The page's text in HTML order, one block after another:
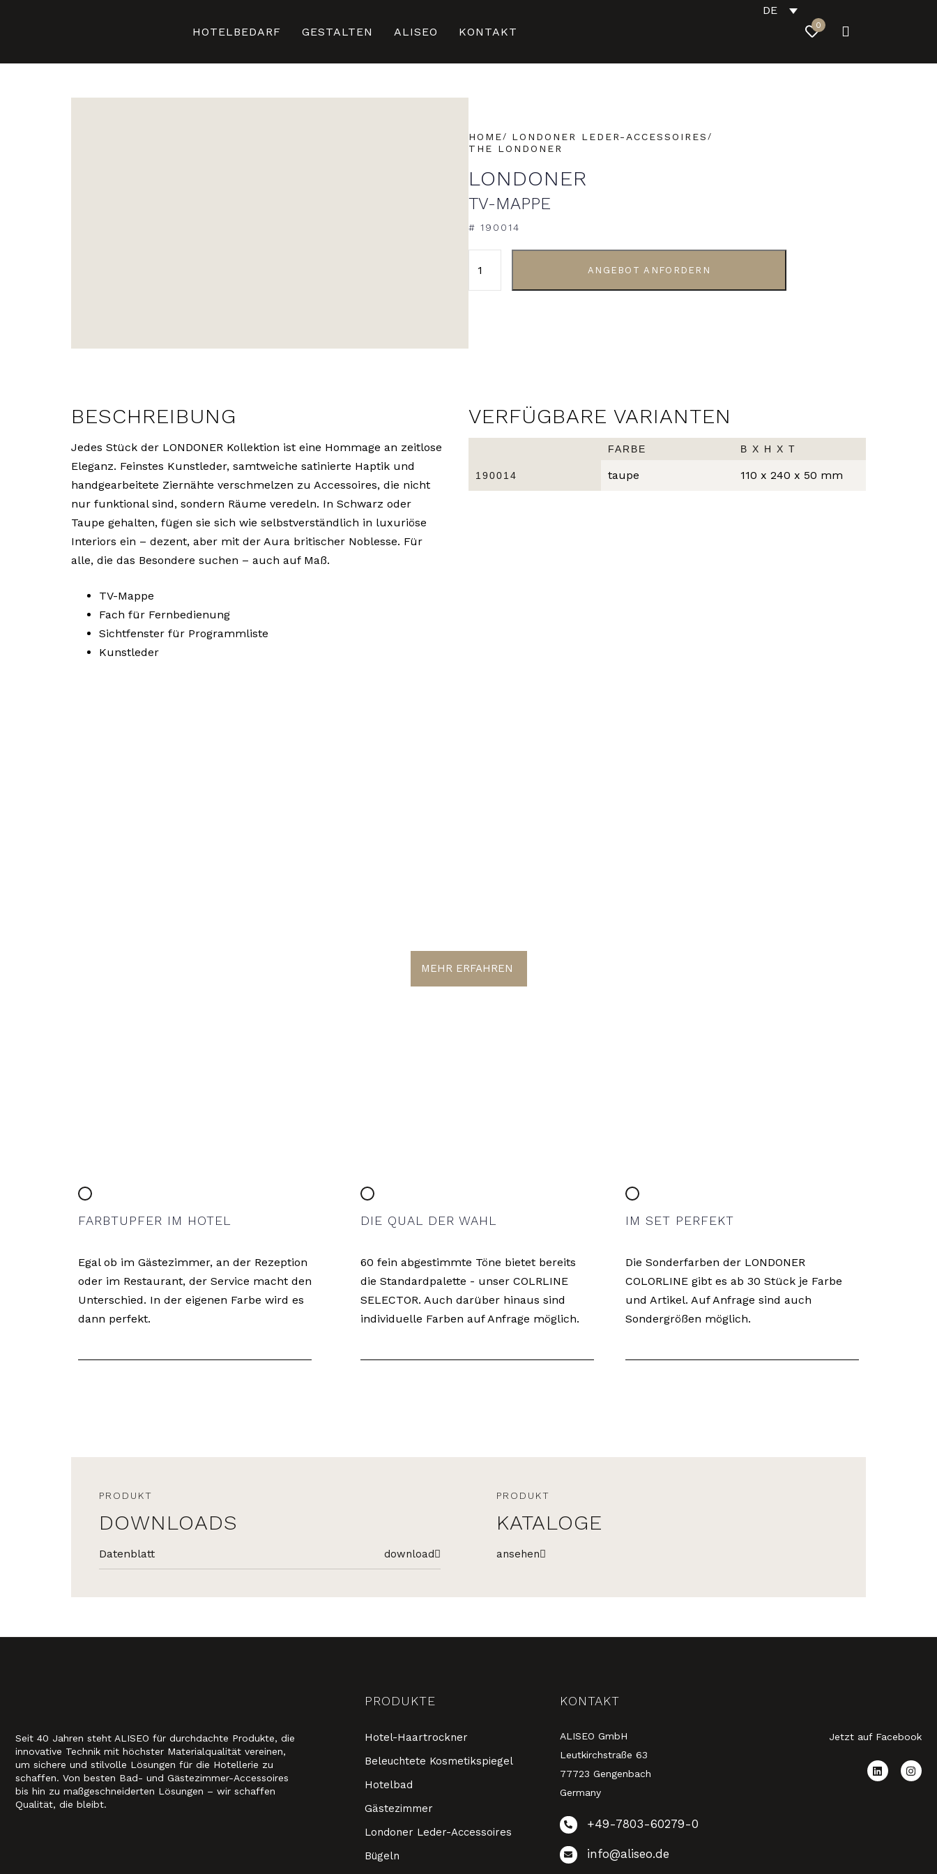
HOTELBEDARF GESTALTEN ALISEO KONTAKT
DE
0
HOME
LONDONER LEDER-ACCESSOIRES
THE LONDONER
LONDONER
TV-MAPPE
# 190014
ANGEBOT ANFORDERN
BESCHREIBUNG
Jedes Stück der LONDONER Kollektion ist eine Hommage an zeitlose
Eleganz. Feinstes Kunstleder, samtweiche satinierte Haptik und
handgearbeitete Ziernähte verschmelzen zu Accessoires, die nicht
nur funktional sind, sondern Räume veredeln. In Schwarz oder
Taupe gehalten, fügen sie sich wie selbstverständlich in luxuriöse
Interiors ein – dezent, aber mit der Aura britischer Noblesse. Für
alle, die das Besondere suchen – auch auf Maß.
TV-Mappe
Fach für Fernbedienung
Sichtfenster für Programmliste
Kunstleder
VERFÜGBARE VARIANTEN
FARBE B X H X T
190014 taupe 110 x 240 x 50 mm
MEHR ERFAHREN
FARBTUPFER IM HOTEL
Egal ob im Gästezimmer, an der Rezeption
oder im Restaurant, der Service macht den
Unterschied. In der eigenen Farbe wird es
dann perfekt.
DIE QUAL DER WAHL
60 fein abgestimmte Töne bietet bereits
die Standardpalette - unser COLRLINE
SELECTOR. Auch darüber hinaus sind
individuelle Farben auf Anfrage möglich.
IM SET PERFEKT
Die Sonderfarben der LONDONER
COLORLINE gibt es ab 30 Stück je Farbe
und Artikel. Auf Anfrage sind auch
Sondergrößen möglich.
PRODUKT
DOWNLOADS
Datenblatt download
PRODUKT
KATALOGE
ansehen
Seit 40 Jahren steht ALISEO für durchdachte Produkte, die
innovative Technik mit höchster Materialqualität vereinen,
um sichere und stilvolle Lösungen für die Hotellerie zu
schaffen. Von besten Bad- und Gästezimmer-Accessoires
bis hin zu maßgeschneiderten Lösungen – wir schaffen
Qualität, die bleibt.
PRODUKTE
Hotel-Haartrockner
Beleuchtete Kosmetikspiegel
Hotelbad
Gästezimmer
Londoner Leder-Accessoires
Bügeln
KONTAKT
ALISEO GmbH
Leutkirchstraße 63
77723 Gengenbach
Germany
+49-7803-60279-0
info@aliseo.de
Jetzt auf Facebook